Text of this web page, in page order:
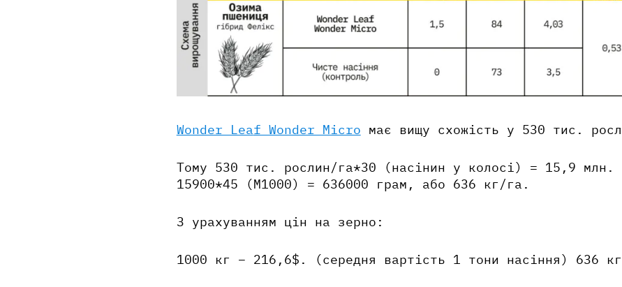
Wonder Leaf Wonder Micro має вищу схожість у 530 тис.
Тому 530 тис. рослин/га*30 (насінин у колосі) = 15,9 млн.
15900*45 (М1000) = 636000 грам, або 636 кг/га.
З урахуванням цін на зерно:
1000 кг – 216,6$. (середня вартість 1 тони насіння) 636